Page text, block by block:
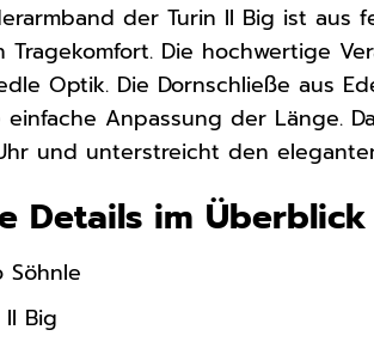
der Turin II Big ist
Tragekomfort. Die hochwertige
Optik. Die Dornschließe aus
Anpassung der Länge.
und unterstreicht den
Details im Überblick
Söhnle
Big